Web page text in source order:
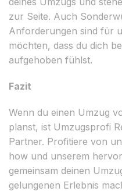
zur Seite. Auch
Anforderungen sind für
möchten, dass du dich
aufgehoben fühlst.
Fazit
Wenn du einen Umzug
planst, ist Umzugsprofi
Partner. Profitiere von
how und unserem
gemeinsam deinen
gelungenen Erlebnis